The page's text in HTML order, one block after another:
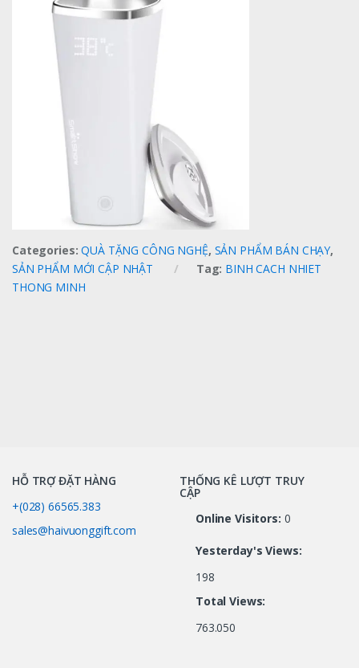
Categories:QUÀ TẶNG CÔNG NGHỆ, SẢN PHẨM BÁN CHẠY,
SẢN PHẨM MỚI CẬP NHẬT
Tag: BINH CACH NHIET
THONG MINH
HỖ TRỢ ĐẶT HÀNG
+(028) 66565.383
sales@haivuonggift.com
THỐNG KÊ LƯỢT TRUY
CẬP
Online Visitors: 0
Yesterday's Views:
198
Total Views:
763.050